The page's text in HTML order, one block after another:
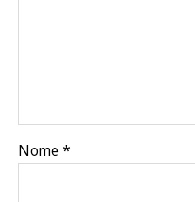
Nome *